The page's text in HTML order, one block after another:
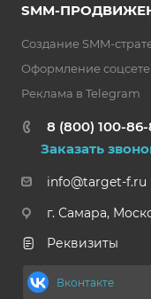
SMM-
Создание SMM-
Оформление
Реклама в Telegram
8 (800) 100-
Заказать
info@target-f.ru
г. Самара,
Реквизиты
Вконтакте